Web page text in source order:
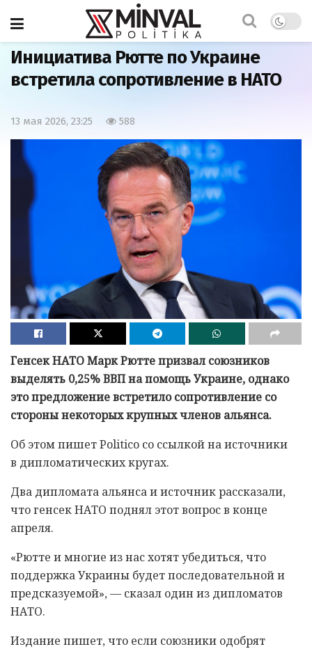
Главная
Инициатива Рютте по Украине
встретила сопротивление в НАТО
13 мая 2026, 23:25 588
Генсек НАТО Марк Рютте призвал союзников
выделять 0,25% ВВП на помощь Украине, однако
это предложение встретило сопротивление со
стороны некоторых крупных членов альянса.
Об этом пишет Politico со ссылкой на источники
в дипломатических кругах.
Два дипломата альянса и источник рассказали,
что генсек НАТО поднял этот вопрос в конце
апреля.
«Рютте и многие из нас хотят убедиться, что
поддержка Украины будет последовательной и
предсказуемой», — сказал один из дипломатов
НАТО.
Издание пишет, что если союзники одобрят